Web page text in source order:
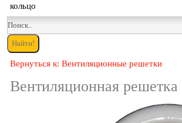
кольцо
Вернуться к: Вентиляционные решетки
Вентиляционная решетка